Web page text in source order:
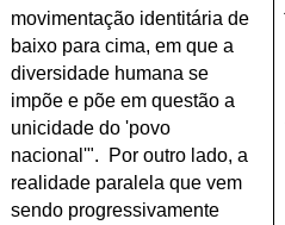
movimentação identitária de
baixo para cima, em que a
diversidade humana se
impõe e põe em questão a
unicidade do 'povo
nacional'". Por outro lado, a
realidade paralela que vem
sendo progressivamente